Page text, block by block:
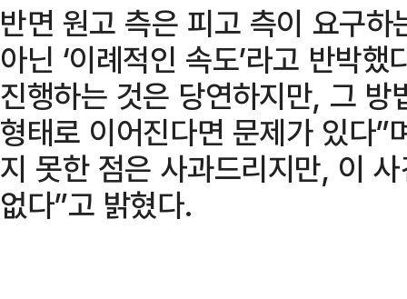
반면 원고 측은 피고 측이 요구
아닌 ‘이례적인 속도’라고 반박
진행하는 것은 당연하지만, 그
형태로 이어진다면 문제가 있다”
지 못한 점은 사과드리지만, 이
없다”고 밝혔다.